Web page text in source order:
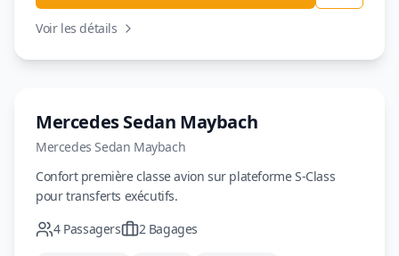
Voir les détails
Mercedes Sedan Maybach
Mercedes Sedan Maybach
Confort première classe avion sur plateforme S-Class
pour transferts exécutifs.
4 Passagers 2 Bagages